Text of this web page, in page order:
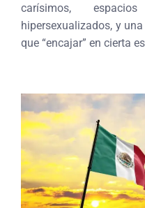
carísimos,
hipersexualizados, y
que “encajar” en cierta